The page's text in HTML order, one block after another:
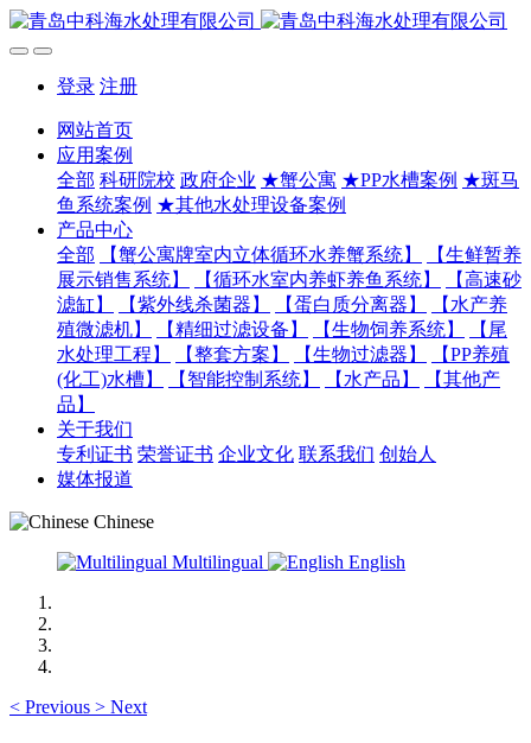
登录 注册
网站首页
应用案例
全部 科研院校 政府企业 ★蟹公寓 ★PP水槽案例 ★斑马
鱼系统案例 ★其他水处理设备案例
产品中心
全部
【蟹公寓牌室内立体循环水养蟹系统】
【生鲜暂养
展示销售系统】
【循环水室内养虾养鱼系统】
【高速砂
滤缸】
【紫外线杀菌器】 【蛋白质分离器】
【水产养
殖微滤机】
【精细过滤设备】 【生物饲养系统】
【尾
水处理工程】
【整套方案】 【生物过滤器】
【PP养殖
(化工)水槽】
【智能控制系统】 【水产品】
【其他产
品】
关于我们
专利证书 荣誉证书 企业文化 联系我们 创始人
媒体报道
Chinese
Multilingual
English
< Previous > Next